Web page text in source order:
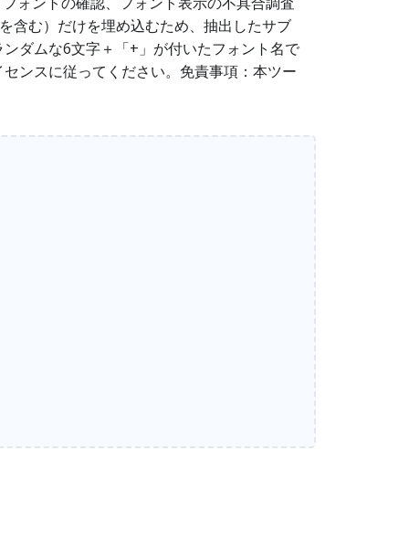
含む）だけを埋め込むため、抽出したサブ
ダムな6文字＋「+」が付いたフォント名で
ンスに従ってください。免責事項：本ツー